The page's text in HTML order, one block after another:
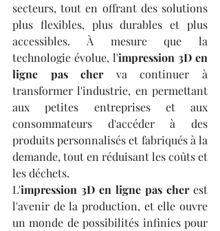
secteurs, tout en offrant des solutions
plus flexibles, plus durables et plus
accessibles. À mesure que la
technologie évolue, l'impression 3D en
ligne pas cher va continuer à
transformer l'industrie, en permettant
aux petites entreprises et aux
consommateurs d'accéder à des
produits personnalisés et fabriqués à la
demande, tout en réduisant les coûts et
les déchets.
L'impression 3D en ligne pas cher est
l'avenir de la production, et elle ouvre
un monde de possibilités infinies pour